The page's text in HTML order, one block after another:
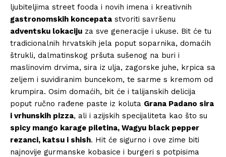
ljubiteljima street fooda i novih imena i kreativnih
gastronomskih koncepata stvoriti savršenu
adventsku lokaciju za sve generacije i ukuse. Bit će tu
tradicionalnih hrvatskih jela poput soparnika, domaćih
štrukli, dalmatinskog pršuta sušenog na buri i
maslinovim drvima, sira iz ulja, zagorske juhe, krpica sa
zeljem i suvidiranim buncekom, te sarme s kremom od
krumpira. Osim domaćih, bit će i talijanskih delicija
poput ručno rađene paste iz koluta Grana Padano sira
i vrhunskih pizza, ali i azijskih specijaliteta kao što su
spicy mango karage piletina, Wagyu black pepper
rezanci, katsu i shish. Hit će sigurno i ove zime biti
najnovije gurmanske kobasice i burgeri s potpisima